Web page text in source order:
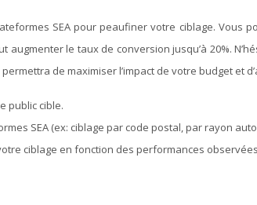
SEA pour peaufiner votre ciblage. Vous
le taux de conversion jusqu’à 20%.
de maximiser l’impact de votre budget et
public cible.
SEA (ex: ciblage par code postal, par rayon
ciblage en fonction des performances